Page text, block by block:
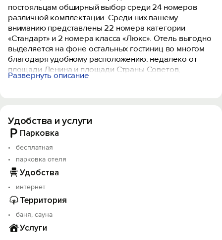
постояльцам обширный выбор среди 24 номеров
различной комплектации. Среди них вашему
вниманию представлены 22 номера категории
«Стандарт» и 2 номера класса «Люкс». Отель выгодно
выделяется на фоне остальных гостиниц во многом
благодаря удобному расположению: недалеко от
площади Ленина и площади Страны Советов,
позволяющему легко и быстро попасть в любой
номеров, в которых приятно пребывать на
протяжении сколь угодно длительного срока.
Развернуть описание
Удобства и услуги
Парковка
бесплатная
парковка отеля
Удобства
интернет
Территория
баня, сауна
Услуги